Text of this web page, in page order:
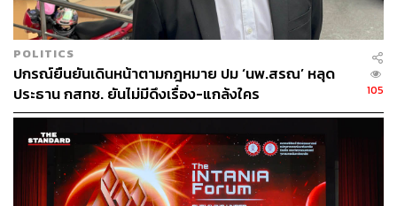
POLITICS
ปกรณ์ยืนยันเดินหน้าตามกฎหมาย ปม ‘นพ.สรณ’ หลุด
ประธาน กสทช. ยันไม่มีดึงเรื่อง-แกล้งใคร
105